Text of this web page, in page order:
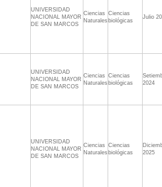
UNIVERSIDAD
NACIONAL MAYOR
DE SAN MARCOS
Ciencias
Naturales
Ciencias
biológicas
Julio
UNIVERSIDAD
NACIONAL MAYOR
DE SAN MARCOS
Ciencias
Naturales
Ciencias
biológicas
2024
UNIVERSIDAD
NACIONAL MAYOR
DE SAN MARCOS
Ciencias
Naturales
Ciencias
biológicas
2025